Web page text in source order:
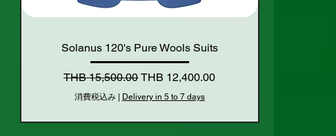
Solanus 120's Pure Wools Suits
通常価格
THB 15,500.00セール価格
THB 12,400.00
消費税込み| Delivery in 5 to 7 days